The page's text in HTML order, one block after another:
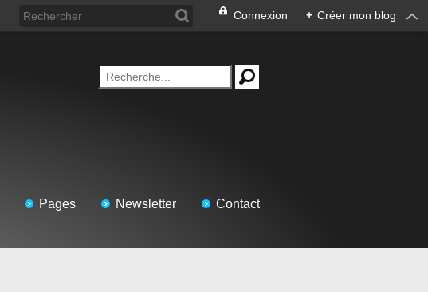
Connexion + Créer mon blog
Pages Newsletter Contact